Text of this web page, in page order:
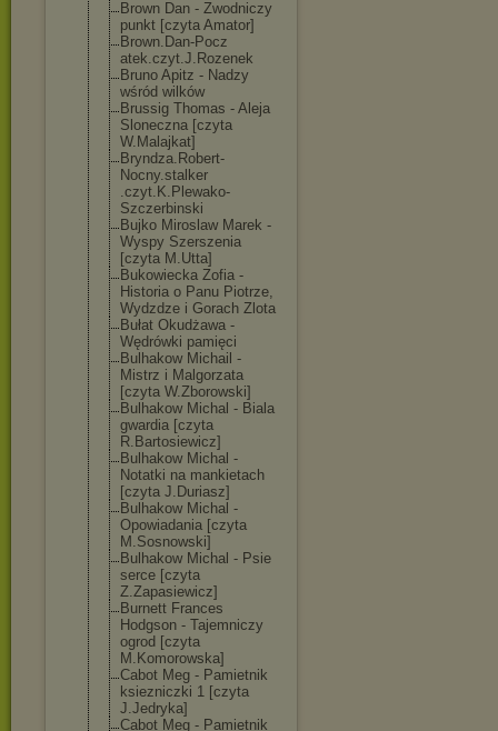
Brown Dan - Zwodniczy
punkt [czyta Amator]
Brown.Dan-Pocz
atek.czyt.J.Rozenek
Bruno Apitz - Nadzy
wśród wilków
Brussig Thomas - Aleja
Sloneczna [czyta
W.Malajkat]
Bryndza.Robert-
Nocny.stalker
.czyt.K.Plewako-
Szczerbinski
Bujko Miroslaw Marek -
Wyspy Szerszenia
[czyta M.Utta]
Bukowiecka Zofia -
Historia o Panu Piotrze,
Wydzdze i Gorach Zlota
Bułat Okudżawa -
Wędrówki pamięci
Bulhakow Michail -
Mistrz i Malgorzata
[czyta W.Zborowski]
Bulhakow Michal - Biala
gwardia [czyta
R.Bartosiewicz]
Bulhakow Michal -
Notatki na mankietach
[czyta J.Duriasz]
Bulhakow Michal -
Opowiadania [czyta
M.Sosnowski]
Bulhakow Michal - Psie
serce [czyta
Z.Zapasiewicz]
Burnett Frances
Hodgson - Tajemniczy
ogrod [czyta
M.Komorowska]
Cabot Meg - Pamietnik
ksiezniczki 1 [czyta
J.Jedryka]
Cabot Meg - Pamietnik